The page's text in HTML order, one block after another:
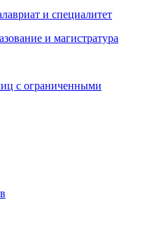
и специалитет
и магистратура
с ограниченными